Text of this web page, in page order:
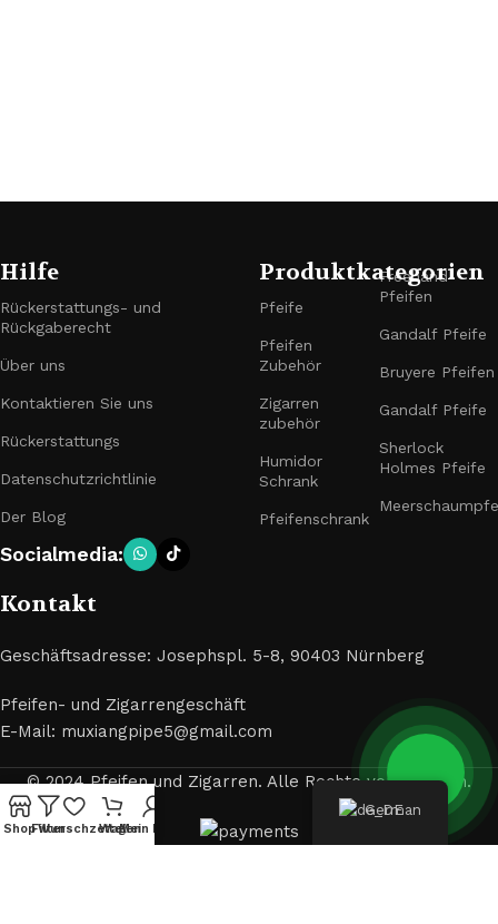
Hilfe
Rückerstattungs- und
Rückgaberecht
Über uns
Kontaktieren Sie uns
Rückerstattungs
Datenschutzrichtlinie
Der Blog
Produktkategorien
Pfeife
Pfeifen
Zubehör
Zigarren
zubehör
Humidor
Schrank
Pfeifenschrank
Freehand-
Pfeifen
Gandalf Pfeife
Bruyere Pfeifen
Gandalf Pfeife
Sherlock
Holmes Pfeife
Socialmedia:
Kontakt
Geschäftsadresse: Josephspl. 5-8, 90403 Nürnberg
Pfeifen- und Zigarrengeschäft
E-Mail: muxiangpipe5@gmail.com
© 2024 Pfeifen und Zigarren. Alle Rechte vorbehalten.
ShopFilter
Wunschzettel
WagenMein Konto
German